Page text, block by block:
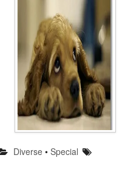
Diverse• Special